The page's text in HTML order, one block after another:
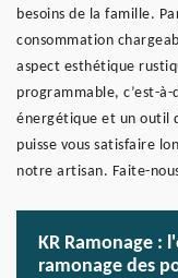
besoins de la famille.
consommation
aspect esthétique
programmable, c’est-
énergétique et un outil
puisse vous satisfaire
notre artisan. Faite-
KR Ramonage :
ramonage des